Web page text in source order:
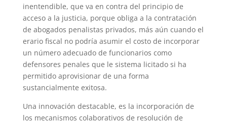
inentendible, que va en contra del principio de
acceso a la justicia, porque obliga a la contratación
de abogados penalistas privados, más aún cuando el
erario fiscal no podría asumir el costo de incorporar
un número adecuado de funcionarios como
defensores penales que le sistema licitado si ha
permitido aprovisionar de una forma
sustancialmente exitosa.
Una innovación destacable, es la incorporación de
los mecanismos colaborativos de resolución de